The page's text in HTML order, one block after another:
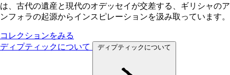
は、古代の遺産と現代のオデッセイが交差する、ギリシャのア
ンフォラの起源からインスピレーションを汲み取っています。
コレクションをみる
ディプティックについて
ディプティックについて